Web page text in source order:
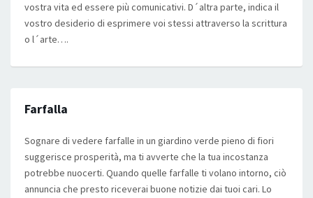
vostra vita ed essere più comunicativi. D´altra parte, indica il
vostro desiderio di esprimere voi stessi attraverso la scrittura
o l´arte….
Farfalla
Sognare di vedere farfalle in un giardino verde pieno di fiori
suggerisce prosperità, ma ti avverte che la tua incostanza
potrebbe nuocerti. Quando quelle farfalle ti volano intorno, ciò
annuncia che presto riceverai buone notizie dai tuoi cari. Lo